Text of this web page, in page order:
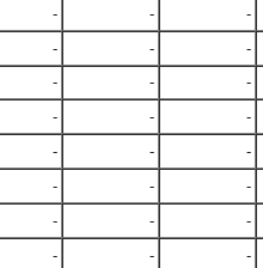
- - -
- - -
- - -
- - -
- - -
- - -
- - -
- - -